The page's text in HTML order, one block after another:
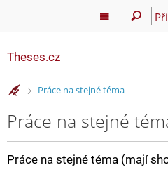
Theses.cz
>Práce na stejné téma
Práce na stejné
Práce na stejné téma (mají